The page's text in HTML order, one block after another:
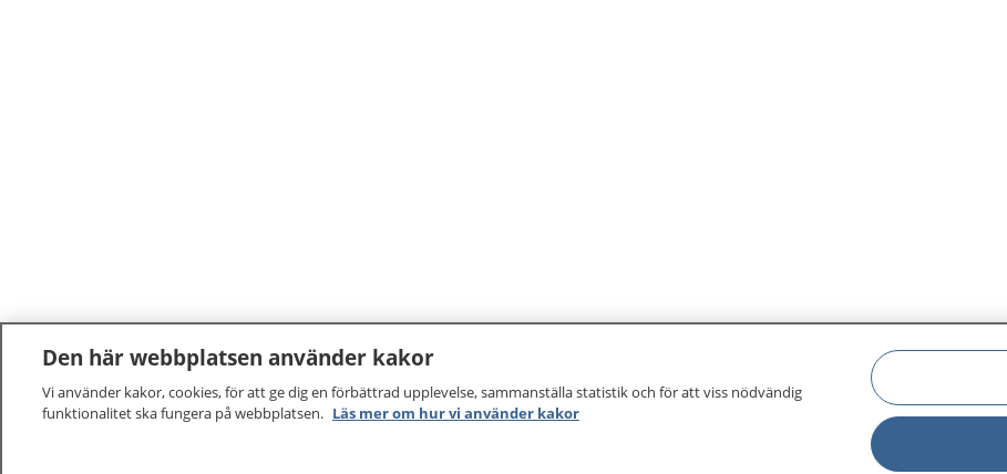
Den här webbplatsen använder kakor
Vi använder kakor, cookies, för att ge dig en förbättrad upplevelse, sammanställa statistik och för att viss nödvändig
funktionalitet ska fungera på webbplatsen. Läs mer om hur vi använder kakor